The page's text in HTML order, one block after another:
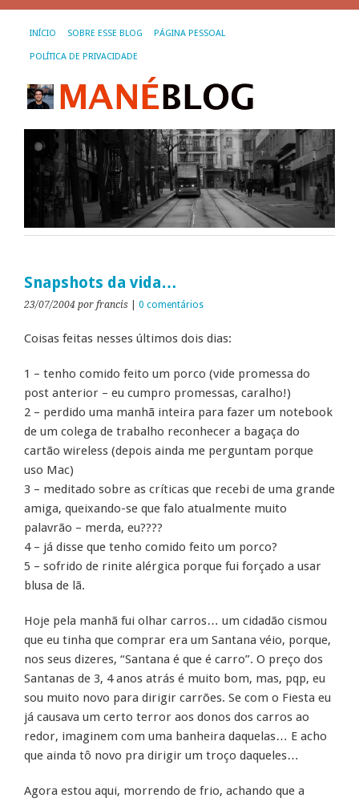
INÍCIO SOBRE ESSE BLOG PÁGINA PESSOAL
POLÍTICA DE PRIVACIDADE
Snapshots da vida…
23/07/2004 por francis 0 comentários
Coisas feitas nesses últimos dois dias:
1 – tenho comido feito um porco (vide promessa do
post anterior – eu cumpro promessas, caralho!)
2 – perdido uma manhã inteira para fazer um notebook
de um colega de trabalho reconhecer a bagaça do
cartão wireless (depois ainda me perguntam porque
uso Mac)
3 – meditado sobre as críticas que recebi de uma grande
amiga, queixando-se que falo atualmente muito
palavrão – merda, eu????
4 – já disse que tenho comido feito um porco?
5 – sofrido de rinite alérgica porque fui forçado a usar
blusa de lã.
Hoje pela manhã fui olhar carros… um cidadão cismou
que eu tinha que comprar era um Santana véio, porque,
nos seus dizeres, “Santana é que é carro”. O preço dos
Santanas de 3, 4 anos atrás é muito bom, mas, pqp, eu
sou muito novo para dirigir carrões. Se com o Fiesta eu
já causava um certo terror aos donos dos carros ao
redor, imaginem com uma banheira daquelas… E acho
que ainda tô novo pra dirigir um troço daqueles…
Agora estou aqui, morrendo de frio, achando que a